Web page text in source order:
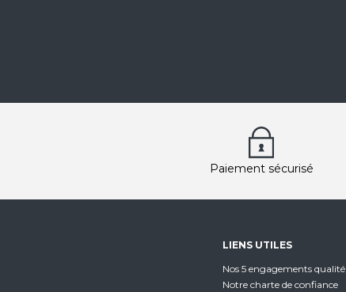
Paiement sécurisé
LIENS UTILES
Nos 5 engagements qualité
Notre charte de confiance